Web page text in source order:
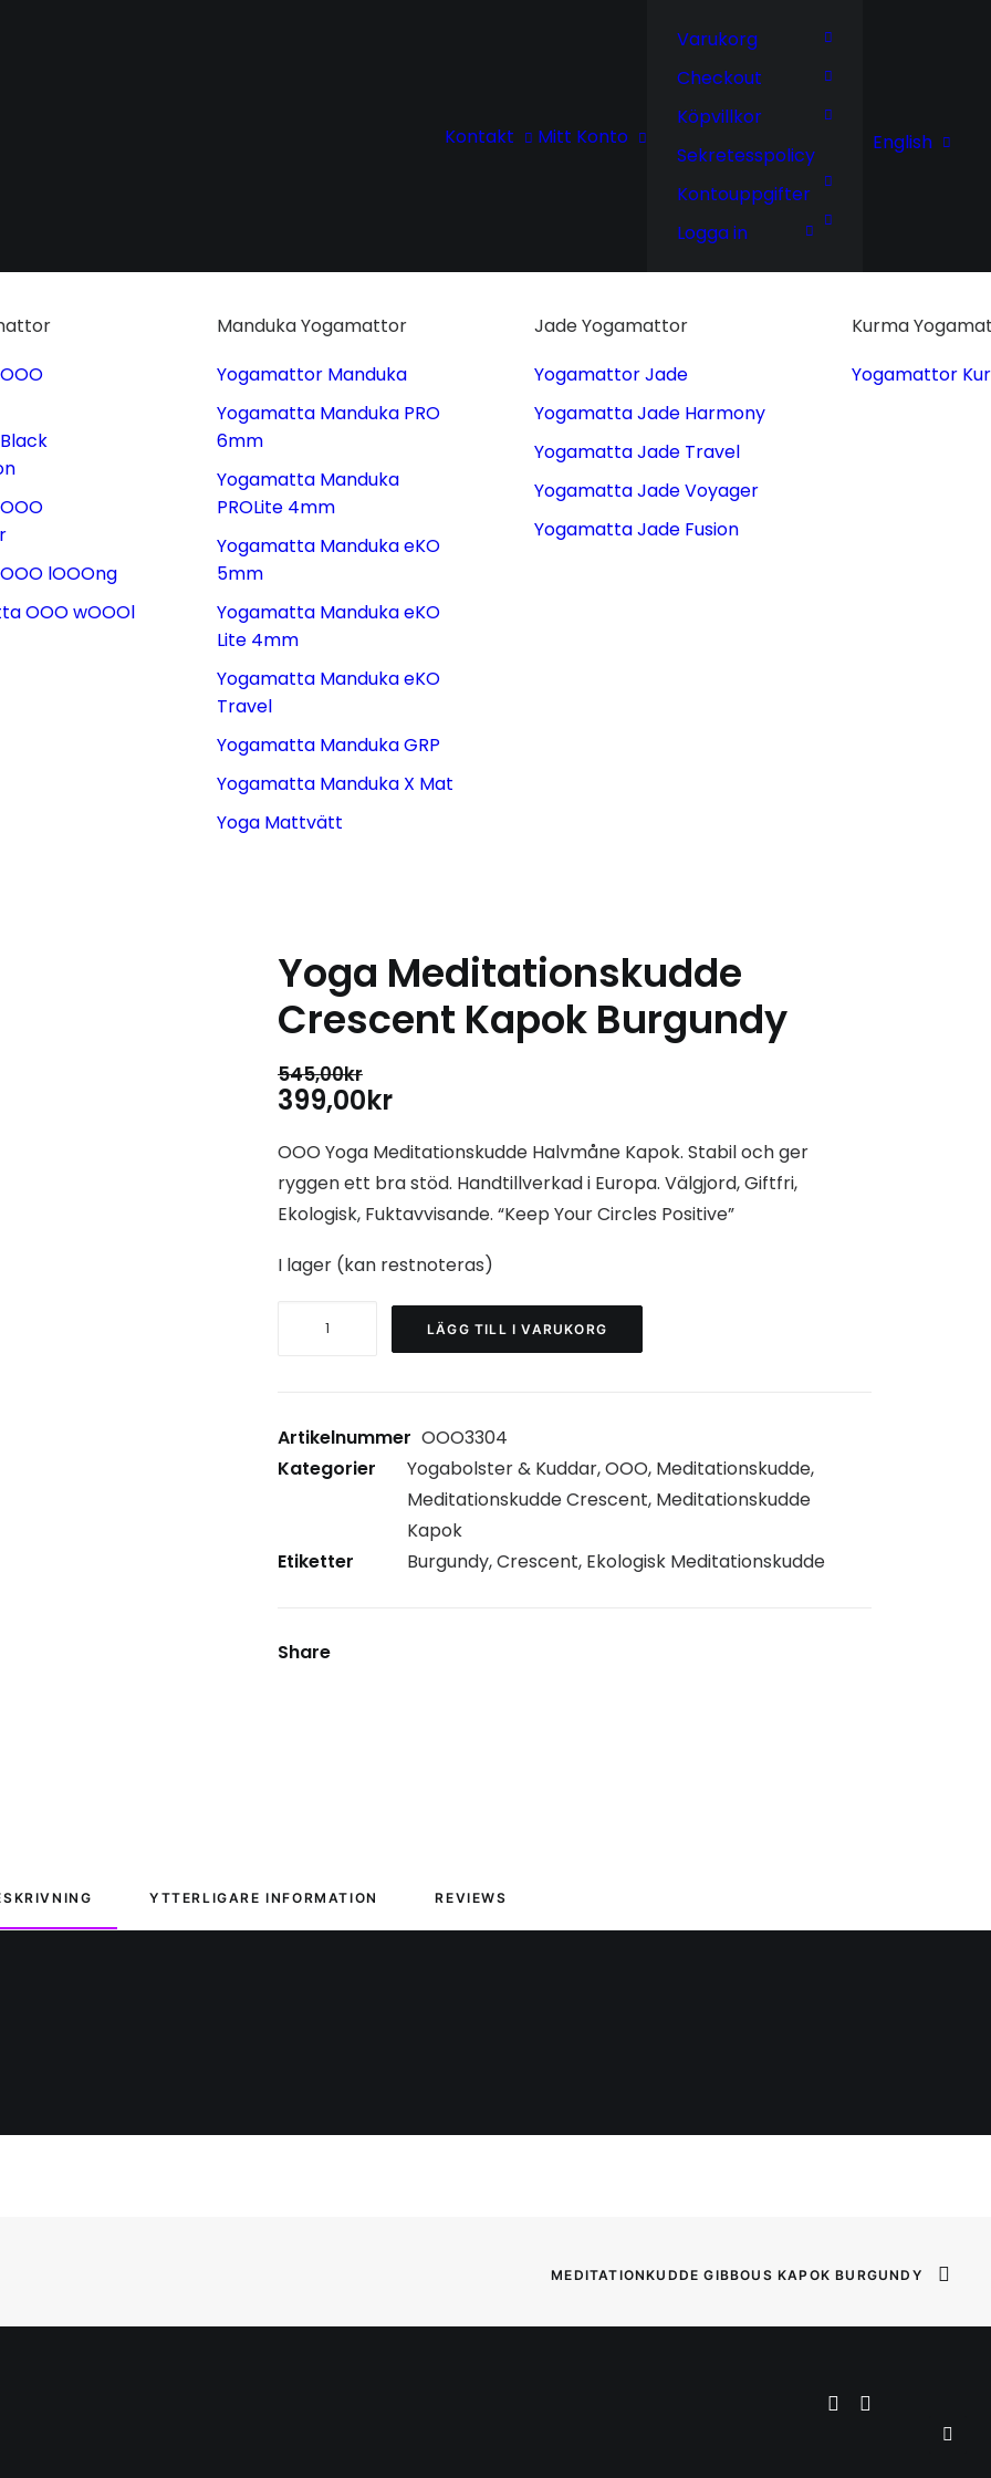
Kontakt Mitt Konto
Varukorg
Checkout
Köpvillkor
Sekretesspolicy
Kontouppgifter
Logga in
English
lOOOng
OOO wOOOl
Manduka Yogamattor
Yogamattor Manduka
Yogamatta Manduka PRO
6mm
Yogamatta Manduka
PROLite 4mm
Yogamatta Manduka eKO
5mm
Yogamatta Manduka eKO
Lite 4mm
Yogamatta Manduka eKO
Travel
Yogamatta Manduka GRP
Yogamatta Manduka X Mat
Yoga Mattvätt
Jade Yogamattor
Yogamattor Jade
Yogamatta Jade Harmony
Yogamatta Jade Travel
Yogamatta Jade Voyager
Yogamatta Jade Fusion
Kurma
Yogamattor
Yoga Meditationskudde
Crescent Kapok Burgundy
545,00kr
Det
priset
var:
545,00kr.
399,00krDet
priset
är:
399,00kr.
OOO Yoga Meditationskudde Halvmåne Kapok. Stabil och ger
ryggen ett bra stöd. Handtillverkad i Europa. Välgjord, Giftfri,
Ekologisk, Fuktavvisande. “Keep Your Circles Positive”
I lager (kan restnoteras)
Meditationskudde
Burgundy
mängd
LÄGG TILL I VARUKORG
Artikelnummer OOO3304
Kategorier
Yogabolster & Kuddar,OOO, Meditationskudde,
Meditationskudde Crescent, Meditationskudde
Kapok
Etiketter
Burgundy,Crescent, Ekologisk Meditationskudde
Share
YTTERLIGARE INFORMATION REVIEWS
MEDITATIONKUDDE GIBBOUS KAPOK BURGUNDY